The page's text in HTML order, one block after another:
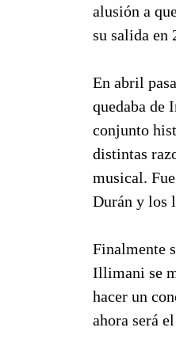
alusión a
su salida en
En abril
quedaba de
conjunto
distintas
musical.
Durán y los
Finalmente
Illimani se
hacer un
ahora será